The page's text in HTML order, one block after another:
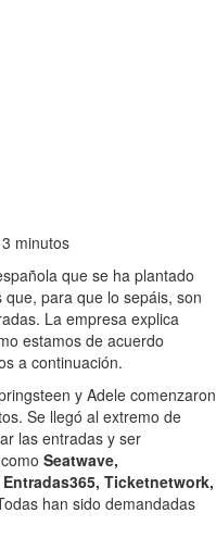
3 minutos
que se ha plantado
para que lo sepáis, son
La empresa explica
estamos de acuerdo
a continuación.
y Adele comenzaron
Se llegó al extremo de
las entradas y ser
Seatwave,
Ticketnetwork,
han sido demandadas